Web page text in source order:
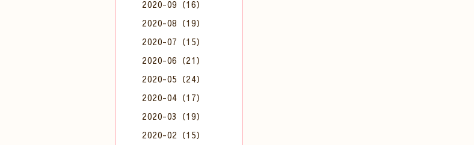
2020-09（16）
2020-08（19）
2020-07（15）
2020-06（21）
2020-05（24）
2020-04（17）
2020-03（19）
2020-02（15）